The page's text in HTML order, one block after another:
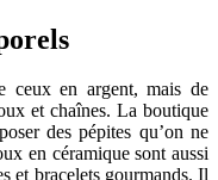
ceux en argent, mais de
et chaînes. La boutique
des pépites qu’on ne
en céramique sont aussi
et bracelets gourmands. Il